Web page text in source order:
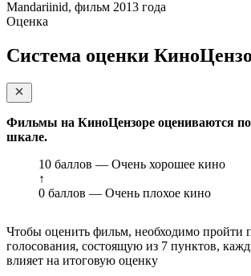
Mandariinid, фильм 2013 года
Оценка
Система оценки
Фильмы на КиноЦензоре оцениваются по
шкале.
10 баллов — Очень хорошее кино
↑
0 баллов — Очень плохое кино
Чтобы оценить фильм, необходимо пройти
голосования, состоящую из 7 пунктов,
влияет на итоговую оценку